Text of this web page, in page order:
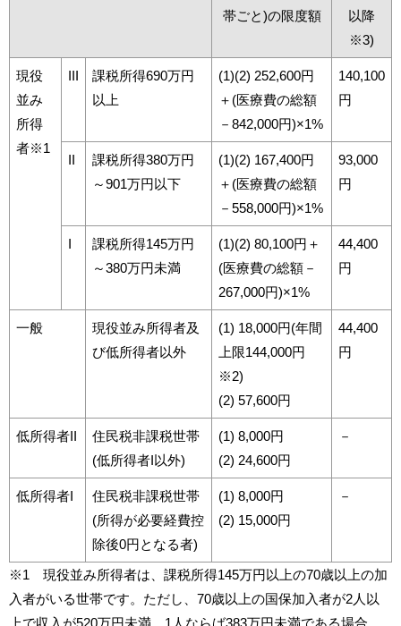
帯ごと)の限度額
以降
※3)
現役
並み
所得
者※1
III
課税所得690万円
以上
(1)(2) 252,600円
＋(医療費の総額
－842,000円)×1%
140,100
円
II
課税所得380万円
～901万円以下
(1)(2) 167,400円
＋(医療費の総額
－558,000円)×1%
93,000
円
I
課税所得145万円
～380万円未満
(1)(2) 80,100円＋
(医療費の総額－
267,000円)×1%
44,400
円
一般
現役並み所得者及
び低所得者以外
(1) 18,000円(年間
上限144,000円
※2)
(2) 57,600円
44,400
円
低所得者II
住民税非課税世帯
(低所得者I以外)
(1) 8,000円
(2) 24,600円
－
低所得者I
住民税非課税世帯
(所得が必要経費控
除後0円となる者)
(1) 8,000円
(2) 15,000円
－
※1 現役並み所得者は、課税所得145万円以上の70歳以上の加
入者がいる世帯です。ただし、70歳以上の国保加入者が2人以
上で収入が520万円未満、1人ならば383万円未満である場合